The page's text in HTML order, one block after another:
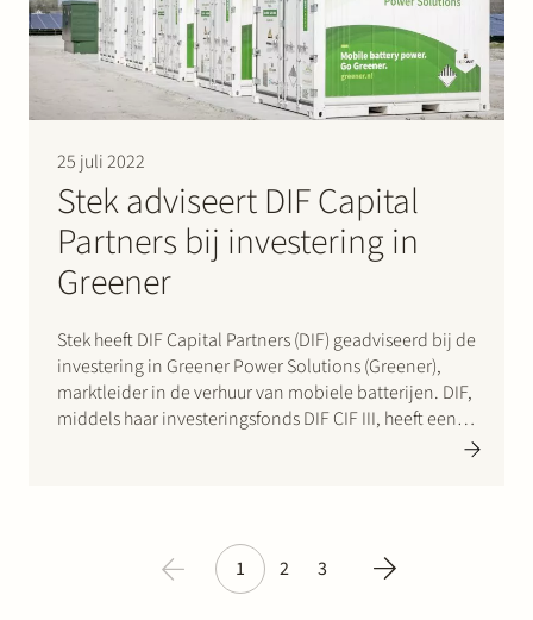
25 juli 2022
Stek adviseert DIF Capital
Partners bij investering in
Greener
Stek heeft DIF Capital Partners (DIF) geadviseerd bij de
investering in Greener Power Solutions (Greener),
marktleider in de verhuur van mobiele batterijen. DIF,
middels haar investeringsfonds DIF CIF III, heeft een
1 2 3